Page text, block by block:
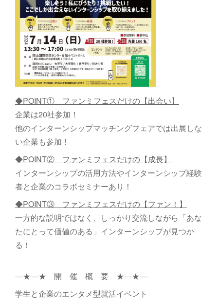
◆POINT① ファンミフェスだけの【出会い】
企業は20社参加！
他のインターンシップマッチングフェアでは出展しな
い企業も参加！
◆POINT② ファンミフェスだけの【成長】
インターンシップの活用方法やインターンシップ経験
者と企業のコラボセミナーあり！
◆POINT③ ファンミフェスだけの【ファン！】
一方的な説明ではなく、しっかり交流しながら「あな
たにとって価値のある」インターンシップが見つか
る！
―★―★ 開 催 概 要 ★―★―
学生と企業のエンタメ型就活イベント